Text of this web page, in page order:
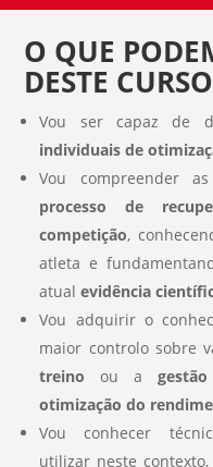
O QUE
DESTE
Vou ser capaz de
individuais de
Vou compreender
processo de
competição,
atleta e
atualevidência
Vou adquirir o
maior controlo sobre
treino ou a
otimização do
Vou conhecer
utilizar neste